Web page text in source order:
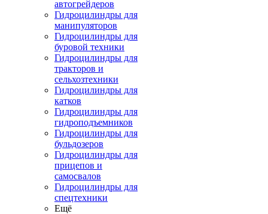
автогрейдеров
Гидроцилиндры для
манипуляторов
Гидроцилиндры для
буровой техники
Гидроцилиндры для
тракторов и
сельхозтехники
Гидроцилиндры для
катков
Гидроцилиндры для
гидроподъемников
Гидроцилиндры для
бульдозеров
Гидроцилиндры для
прицепов и
самосвалов
Гидроцилиндры для
спецтехники
Ещё